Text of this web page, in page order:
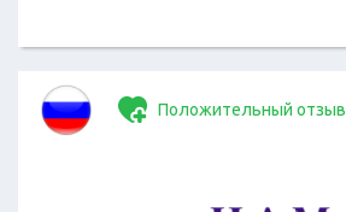
Положительный отзыв